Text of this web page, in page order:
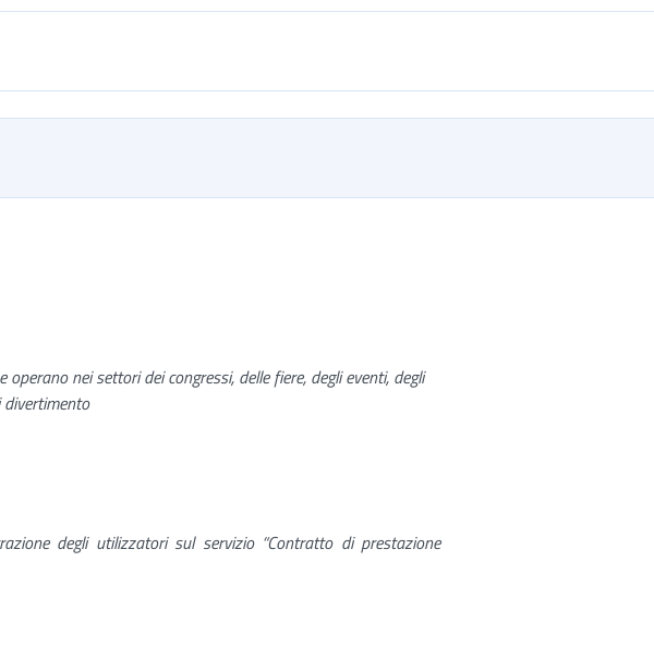
operano nei settori dei congressi, delle fiere, degli eventi, degli
degli utilizzatori sul servizio “Contratto di prestazione